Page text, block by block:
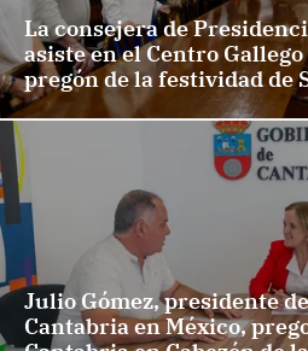
La consejera de
asiste en el Centro
pregón de la festividad de
Julio Gómez, presidente
Cantabria en México,